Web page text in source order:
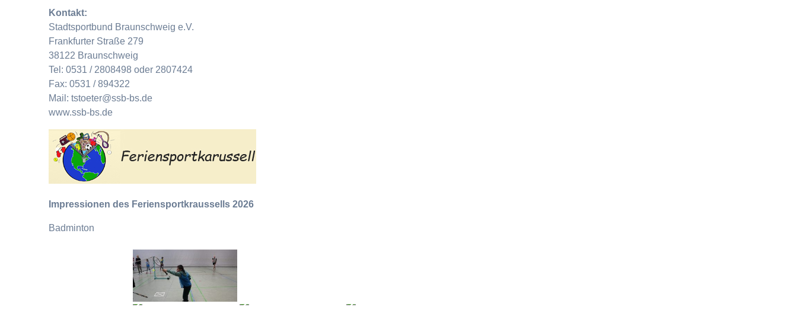
Kontakt:
Stadtsportbund Braunschweig e.V.
Frankfurter Straße 279
38122 Braunschweig
Tel: 0531 / 2808498 oder 2807424
Fax: 0531 / 894322
Mail: tstoeter@ssb-bs.de
www.ssb-bs.de
Impressionen des Feriensportkraussells 2026
Badminton